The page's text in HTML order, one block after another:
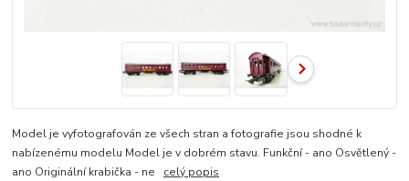
Model je vyfotografován ze všech stran a fotografie jsou shodné k
nabízenému modelu Model je v dobrém stavu. Funkční - ano Osvětlený -
ano Originální krabička - ne celý popis